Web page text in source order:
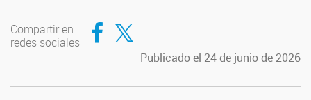
Compartir en
redes sociales
Compartir en Facebook
Compartir en Twitter
Publicado el 24 de junio de 2026